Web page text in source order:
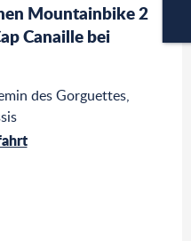
Mountainbike 2
Canaille bei
des Gorguettes,